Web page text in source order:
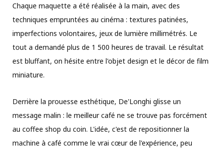
Chaque maquette a été réalisée à la main, avec des
techniques empruntées au cinéma : textures patinées,
imperfections volontaires, jeux de lumière millimétrés. Le
tout a demandé plus de 1 500 heures de travail. Le résultat
est bluffant, on hésite entre l'objet design et le décor de film
miniature.
Derrière la prouesse esthétique, De'Longhi glisse un
message malin : le meilleur café ne se trouve pas forcément
au coffee shop du coin. L'idée, c'est de repositionner la
machine à café comme le vrai cœur de l'expérience, peu